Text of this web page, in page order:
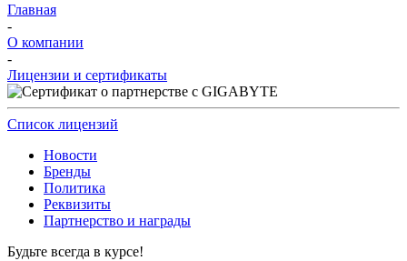
Главная
-
О компании
-
Лицензии и сертификаты
Список лицензий
Новости
Бренды
Политика
Реквизиты
Партнерство и награды
Будьте всегда в курсе!